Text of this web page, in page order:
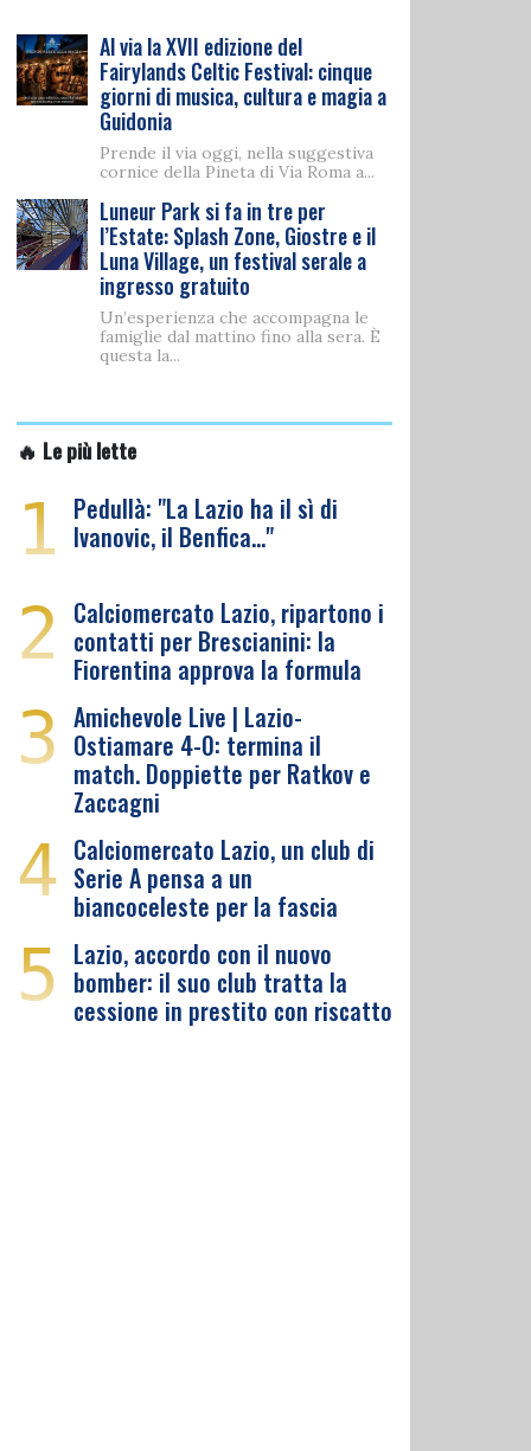
Al via la XVII edizione del
Fairylands Celtic Festival: cinque
giorni di musica, cultura e magia a
Guidonia
Prende il via oggi, nella suggestiva
cornice della Pineta di Via Roma a...
Luneur Park si fa in tre per
l’Estate: Splash Zone, Giostre e il
Luna Village, un festival serale a
ingresso gratuito
Un’esperienza che accompagna le
famiglie dal mattino fino alla sera. È
questa la...
🔥 Le più lette
1 Pedullà: "La Lazio ha il sì di
Ivanovic, il Benfica…"
2 Calciomercato Lazio, ripartono i
contatti per Brescianini: la
Fiorentina approva la formula
3 Amichevole Live | Lazio-
Ostiamare 4-0: termina il
match. Doppiette per Ratkov e
Zaccagni
4 Calciomercato Lazio, un club di
Serie A pensa a un
biancoceleste per la fascia
5 Lazio, accordo con il nuovo
bomber: il suo club tratta la
cessione in prestito con riscatto